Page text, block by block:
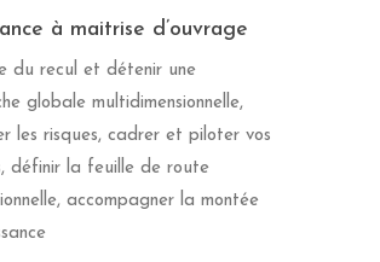
à maitrise d’ouvrage
du recul et détenir une
globale multidimensionnelle,
les risques, cadrer et piloter vos
définir la feuille de route
accompagner la montée